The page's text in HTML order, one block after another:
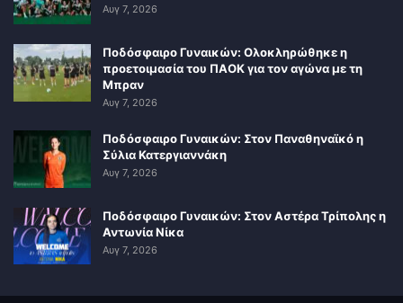
Αυγ 7, 2026
Ποδόσφαιρο Γυναικών: Ολοκληρώθηκε η
προετοιμασία του ΠΑΟΚ για τον αγώνα με τη
Μπραν
Αυγ 7, 2026
Ποδόσφαιρο Γυναικών: Στον Παναθηναϊκό η
Σύλια Κατεργιαννάκη
Αυγ 7, 2026
Ποδόσφαιρο Γυναικών: Στον Αστέρα Τρίπολης η
Αντωνία Νίκα
Αυγ 7, 2026